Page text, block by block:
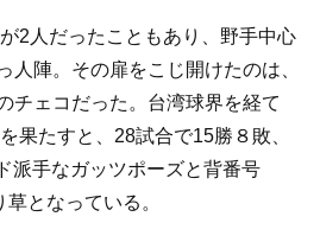
2人だったこともあり、野手中心
人陣。その扉をこじ開けたのは、
チェコだった。台湾球界を経て
果たすと、28試合で15勝８敗、
派手なガッツポーズと背番号
草となっている。